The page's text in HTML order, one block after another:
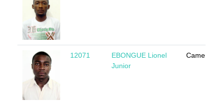
12071
EBONGUE Lionel
Junior
Cameroun